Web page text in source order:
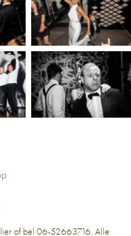
of bel 06-52663716. Alle